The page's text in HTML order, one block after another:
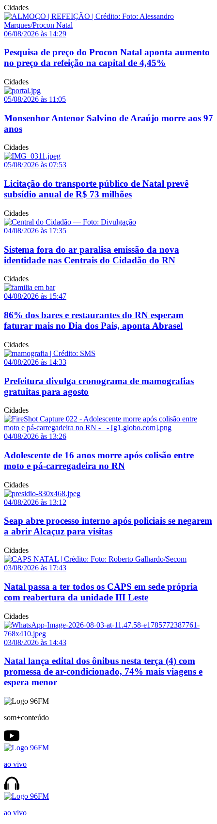
Cidades
06/08/2026 às 14:29
Pesquisa de preço do Procon Natal aponta aumento
no preço da refeição na capital de 4,45%
Cidades
05/08/2026 às 11:05
Monsenhor Antenor Salvino de Araújo morre aos 97
anos
Cidades
05/08/2026 às 07:53
Licitação do transporte público de Natal prevê
subsídio anual de R$ 73 milhões
Cidades
04/08/2026 às 17:35
Sistema fora do ar paralisa emissão da nova
identidade nas Centrais do Cidadão do RN
Cidades
04/08/2026 às 15:47
86% dos bares e restaurantes do RN esperam
faturar mais no Dia dos Pais, aponta Abrasel
Cidades
04/08/2026 às 14:33
Prefeitura divulga cronograma de mamografias
gratuitas para agosto
Cidades
04/08/2026 às 13:26
Adolescente de 16 anos morre após colisão entre
moto e pá-carregadeira no RN
Cidades
04/08/2026 às 13:12
Seap abre processo interno após policiais se negarem
a abrir Alcaçuz para visitas
Cidades
03/08/2026 às 17:43
Natal passa a ter todos os CAPS em sede própria
com reabertura da unidade III Leste
Cidades
03/08/2026 às 14:43
Natal lança edital dos ônibus nesta terça (4) com
promessa de ar-condicionado, 74% mais viagens e
espera menor
som+conteúdo
ao vivo
ao vivo